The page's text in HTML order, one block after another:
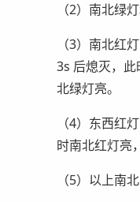
（2）南北绿
（3）南北红
3s 后熄灭，
北绿灯亮。
（4）东西红
时南北红灯亮
（5）以上南